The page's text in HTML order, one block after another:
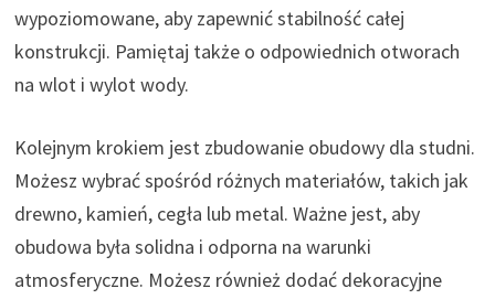
wypoziomowane, aby zapewnić stabilność całej
konstrukcji. Pamiętaj także o odpowiednich otworach
na wlot i wylot wody.
Kolejnym krokiem jest zbudowanie obudowy dla studni.
Możesz wybrać spośród różnych materiałów, takich jak
drewno, kamień, cegła lub metal. Ważne jest, aby
obudowa była solidna i odporna na warunki
atmosferyczne. Możesz również dodać dekoracyjne